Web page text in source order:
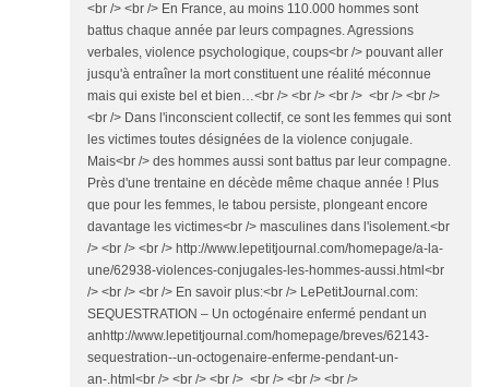
<br /> <br /> En France, au moins 110.000 hommes sont
battus chaque année par leurs compagnes. Agressions
verbales, violence psychologique, coups<br /> pouvant aller
jusqu'à entraîner la mort constituent une réalité méconnue
mais qui existe bel et bien…<br /> <br /> <br /> <br /> <br />
<br /> Dans l'inconscient collectif, ce sont les femmes qui sont
les victimes toutes désignées de la violence conjugale.
Mais<br /> des hommes aussi sont battus par leur compagne.
Près d'une trentaine en décède même chaque année ! Plus
que pour les femmes, le tabou persiste, plongeant encore
davantage les victimes<br /> masculines dans l'isolement.<br
/> <br /> <br /> http://www.lepetitjournal.com/homepage/a-la-
une/62938-violences-conjugales-les-hommes-aussi.html<br
/> <br /> <br /> En savoir plus:<br /> LePetitJournal.com:
SEQUESTRATION – Un octogénaire enfermé pendant un
anhttp://www.lepetitjournal.com/homepage/breves/62143-
sequestration--un-octogenaire-enferme-pendant-un-
an-.html<br /> <br /> <br /> <br /> <br /> <br />